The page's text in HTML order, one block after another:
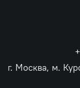
г. Москва, м.